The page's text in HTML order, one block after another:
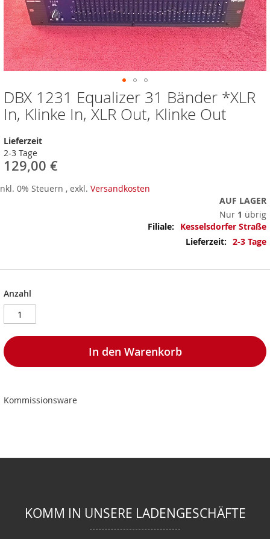
DBX 1231 Equalizer 31 Bänder *XLR
In, Klinke In, XLR Out, Klinke Out
Lieferzeit
2-3 Tage
129,00 €
0% Steuern , exkl. Versandkosten
AUF LAGER
Nur 1 übrig
Mehr
Informationen
Kesselsdorfer Straße
2-3 Tage
Anzahl
In den Warenkorb
Kommissionsware
Zum
Anfang
der
springen
KOMM IN UNSERE LADENGESCHÄFTE